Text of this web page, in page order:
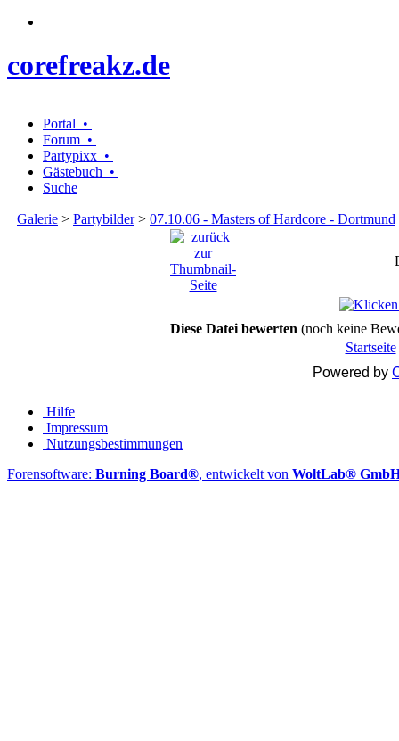
corefreakz.de
Portal •
Forum •
Partypixx •
Gästebuch •
Suche
Galerie > Partybilder> 07.10.06 - Masters of Hardcore - Dortmund
Diese Datei bewerten (noch keine
Startseite
Powered by
Hilfe
Impressum
Nutzungsbestimmungen
Forensoftware: Burning Board®, entwickelt von WoltLab®